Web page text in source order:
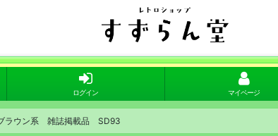
ログイン マイページ
ラウン系 雑誌掲載品 SD93